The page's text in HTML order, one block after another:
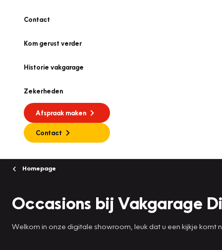
Contact
Kom gerust verder
Historie vakgarage
Zekerheden
Afspraak maken
Contact
Homepage
Occasions bij Vakgarage
Welkom in onze digitale showroom, leuk dat u een kijkje komt